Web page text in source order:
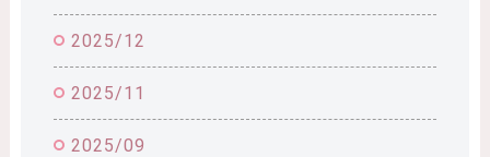
2025/12
2025/11
2025/09